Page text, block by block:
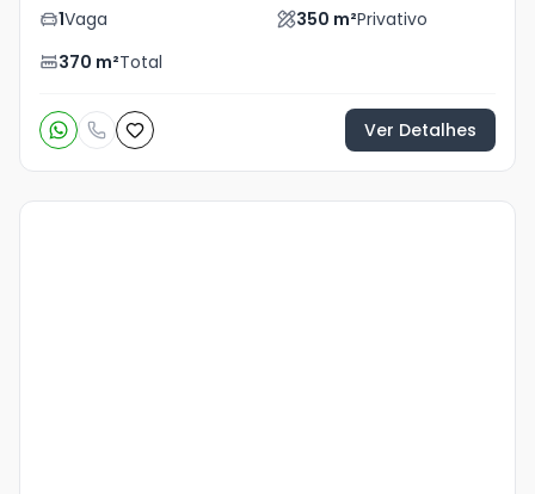
1Vaga 350 m²Privativo
370 m²Total
Ver Detalhes